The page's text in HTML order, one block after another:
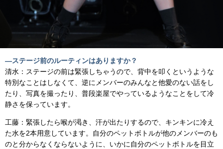
―ステージ前のルーティンはありますか？
清水：ステージの前は緊張しちゃうので、背中を叩くというような
特別なことはしなくて、逆にメンバーのみんなと他愛のない話をし
たり、写真を撮ったり、普段楽屋でやっているようなことをして冷
静さを保っています。
工藤：緊張したら喉が渇き、汗が出たりするので、キンキンに冷え
た水を2本用意しています。自分のペットボトルが他のメンバーのも
のと分からなくならないように、いかに自分のペットボトルを目立